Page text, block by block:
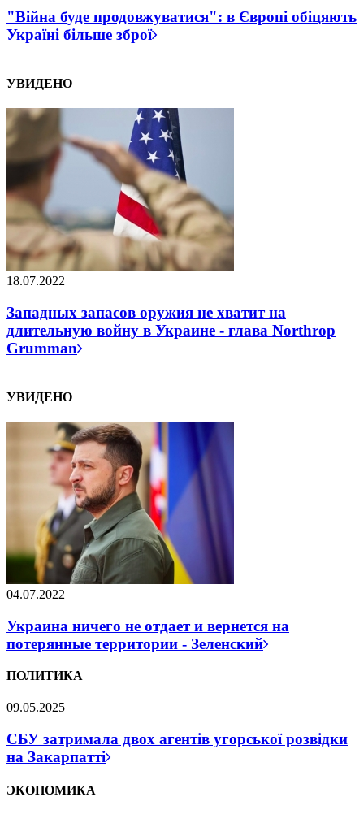
"Війна буде продовжуватися": в Європі обіцяють
Україні більше зброї
УВИДЕНО
18.07.2022
Западных запасов оружия не хватит на
длительную войну в Украине - глава Northrop
Grumman
УВИДЕНО
04.07.2022
Украина ничего не отдает и вернется на
потерянные территории - Зеленский
ПОЛИТИКА
09.05.2025
СБУ затримала двох агентів угорської розвідки
на Закарпатті
ЭКОНОМИКА